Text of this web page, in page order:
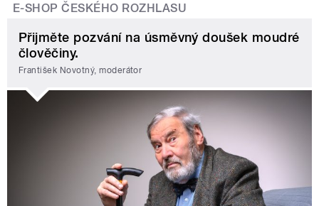
E-SHOP ČESKÉHO ROZHLASU
Přijměte pozvání na úsměvný doušek moudré
člověčiny.
František Novotný, moderátor